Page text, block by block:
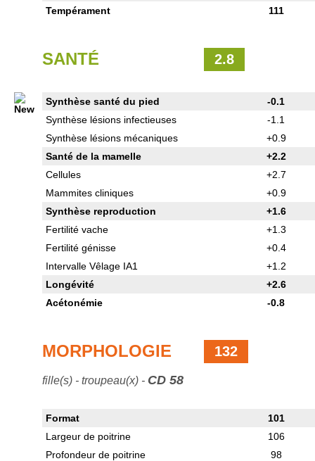
Tempérament
111
SANTÉ 2.8
Synthèse santé du pied
-0.1
Synthèse lésions infectieuses
-1.1
Synthèse lésions mécaniques
+0.9
Santé de la mamelle
+2.2
Cellules
+2.7
Mammites cliniques
+0.9
Synthèse reproduction
+1.6
Fertilité vache
+1.3
Fertilité génisse
+0.4
Intervalle Vêlage IA1
+1.2
Longévité
+2.6
Acétonémie
-0.8
MORPHOLOGIE 132
fille(s) - troupeau(x) - CD 58
Format
101
Largeur de poitrine
106
Profondeur de poitrine
98